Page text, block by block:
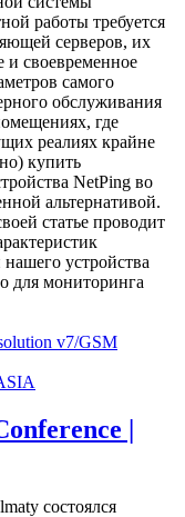
работы требуется
серверов, их
и своевременное
самого
обслуживания
где
реалиях крайне
купить
NetPing во
альтернативой.
статье проводит
устройства
для мониторинга
v7/GSM
|
состоялся